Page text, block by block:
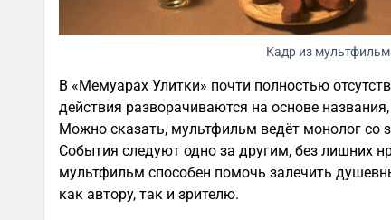
Кадр из
В «Мемуарах Улитки» почти полностью
действия разворачиваются на основе
Можно сказать, мультфильм ведёт монолог со
События следуют одно за другим, без лишних
мультфильм способен помочь залечить
как автору, так и зрителю.